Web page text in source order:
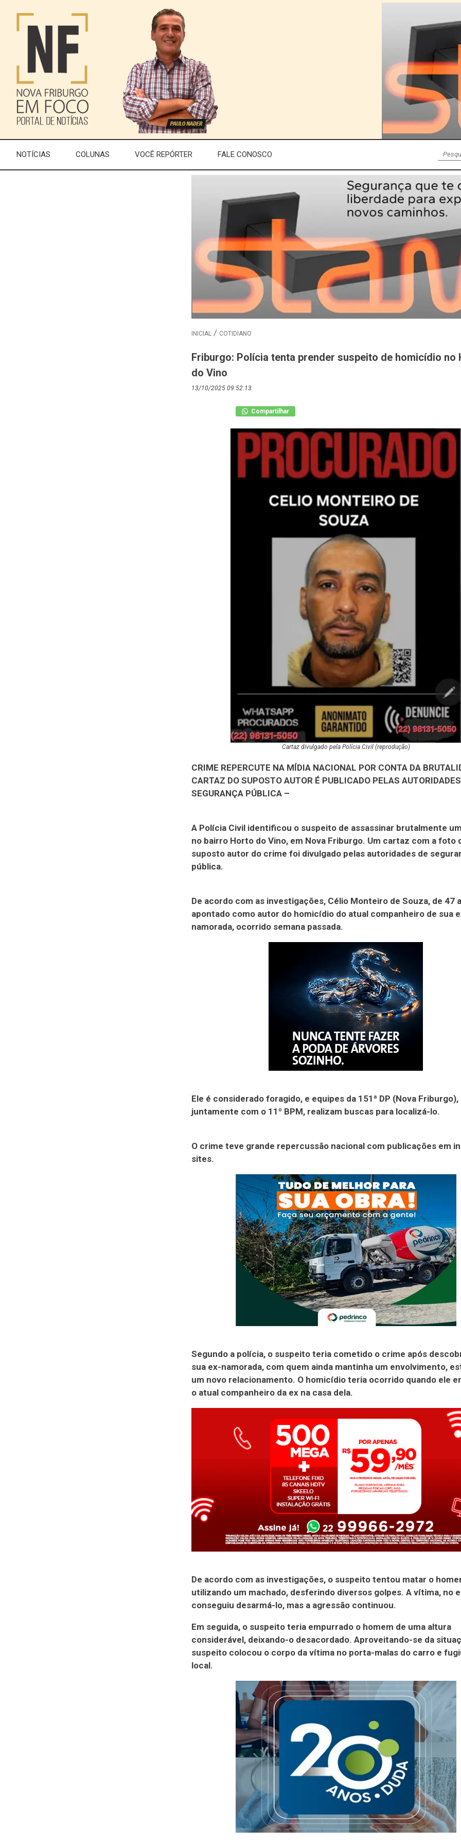
NOTÍCIAS COLUNAS VOCÊ REPÓRTER FALE CONOSCO
INICIAL COTIDIANO
Friburgo: Polícia tenta prender suspeito de homicídio no
do Vino
13/10/2025 09:52:13
Compartilhar
Cartaz divulgado pela Polícia Civil (reprodução)
CRIME REPERCUTE NA MÍDIA NACIONAL POR CONTA DA
CARTAZ DO SUPOSTO AUTOR É PUBLICADO PELAS
SEGURANÇA PÚBLICA –
A Polícia Civil identificou o suspeito de assassinar brutalmente
no bairro Horto do Vino, em Nova Friburgo. Um cartaz com a foto
suposto autor do crime foi divulgado pelas autoridades de
pública.
De acordo com as investigações, Célio Monteiro de Souza, de 47
apontado como autor do homicídio do atual companheiro de sua
namorada, ocorrido semana passada.
Ele é considerado foragido, e equipes da 151ª DP (Nova Friburgo),
juntamente com o 11º BPM, realizam buscas para localizá-lo.
O crime teve grande repercussão nacional com publicações em
sites.
Segundo a polícia, o suspeito teria cometido o crime após
sua ex-namorada, com quem ainda mantinha um envolvimento,
um novo relacionamento. O homicídio teria ocorrido quando ele
o atual companheiro da ex na casa dela.
De acordo com as investigações, o suspeito tentou matar o
utilizando um machado, desferindo diversos golpes. A vítima, no
conseguiu desarmá-lo, mas a agressão continuou.
Em seguida, o suspeito teria empurrado o homem de uma altura
considerável, deixando-o desacordado. Aproveitando-se da
suspeito colocou o corpo da vítima no porta-malas do carro e
local.